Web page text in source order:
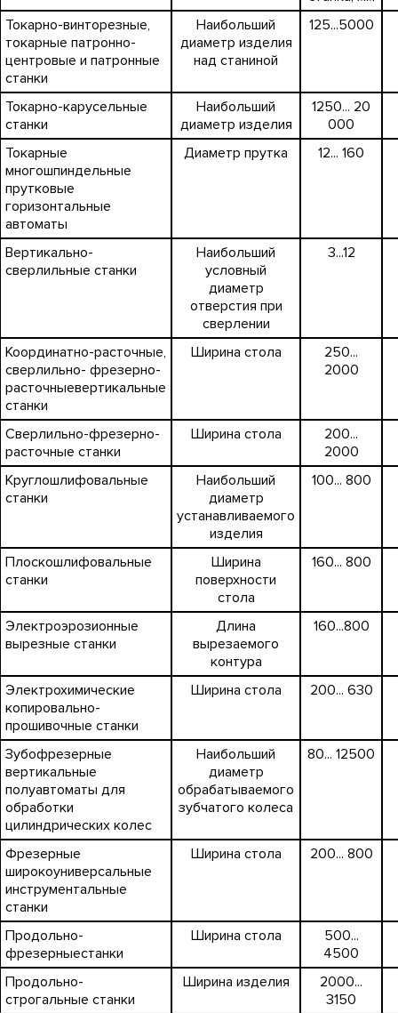
Токарно-винторезные,
токарные патронно-
центровые и патронные
станки
Наибольший
диаметр изделия
над станиной
125...5000
Токарно-карусельные
станки
Наибольший
диаметр изделия
1250... 20
000
Токарные
многошпиндельные
прутковые
горизонтальные
автоматы
Диаметр прутка 12... 160
Вертикально-
сверлильные станки
Наибольший
условный
диаметр
отверстия при
сверлении
3...12
Координатно-расточные,
сверлильно- фрезерно-
расточныевертикальные
станки
Ширина стола
250...
2000
Сверлильно-фрезерно-
расточные станки
Ширина стола
200...
2000
Круглошлифовальные
станки
Наибольший
диаметр
устанавливаемого
изделия
100... 800
Плоскошлифовальные
станки
Ширина
поверхности
стола
160... 800
Электроэрозионные
вырезные станки
Длина
вырезаемого
контура
160...800
Электрохимические
копировально-
прошивочные станки
Ширина стола 200... 630
Зубофрезерные
вертикальные
полуавтоматы для
обработки
цилиндрических колес
Наибольший
диаметр
обрабатываемого
зубчатого колеса
80... 12500
Фрезерные
широкоуниверсальные
инструментальные
станки
Ширина стола 200... 800
Продольно-
фрезерныестанки
Ширина стола
500...
4500
Продольно-
строгальные станки
Ширина изделия
2000...
3150